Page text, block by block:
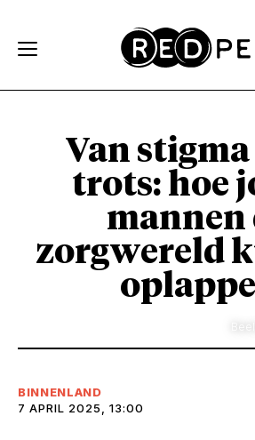
Van
trots: hoe
mannen
zorgwereld
BINNENLAND
7 APRIL 2025, 13:00